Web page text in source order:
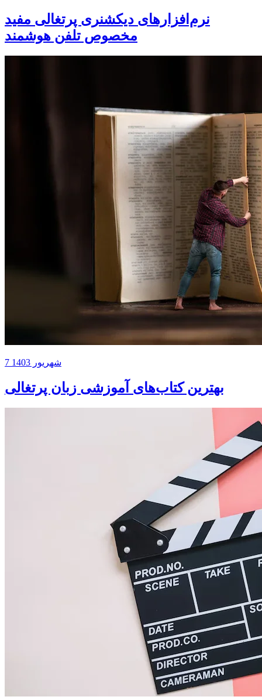
نرم‌افزارهای دیکشنری‌ پرتغالی مفید
مخصوص تلفن هوشمند
7 شهریور 1403
بهترین کتاب‌های آموزشی زبان پرتغالی